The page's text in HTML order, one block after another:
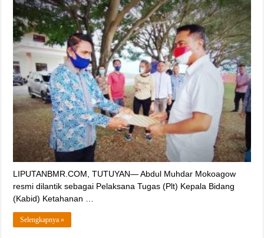
LIPUTANBMR.COM, TUTUYAN— Abdul Muhdar Mokoagow
resmi dilantik sebagai Pelaksana Tugas (Plt) Kepala Bidang
(Kabid) Ketahanan …
Selengkapnya »